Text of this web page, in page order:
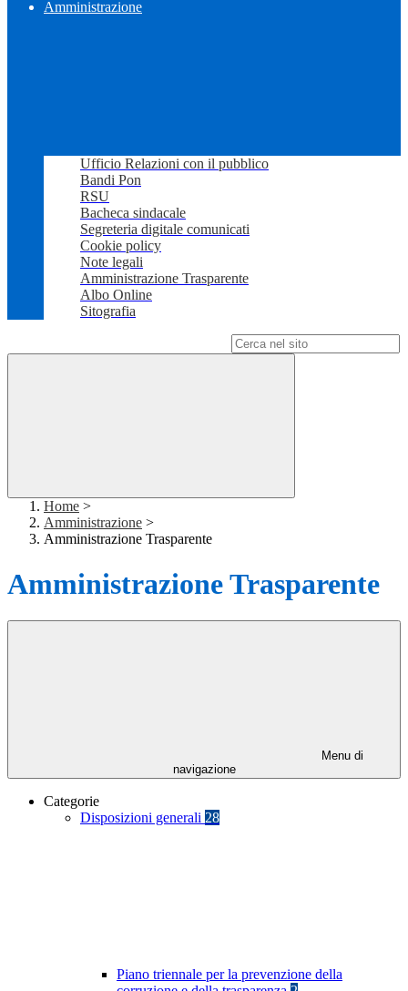
Amministrazione
Ufficio Relazioni con il pubblico
Bandi Pon
RSU
Bacheca sindacale
Segreteria digitale comunicati
Cookie policy
Note legali
Amministrazione Trasparente
Albo Online
Sitografia
Home >
Amministrazione >
Amministrazione Trasparente
Amministrazione Trasparente
Menu di
navigazione
Categorie
Disposizioni generali 28
Piano triennale per la prevenzione della